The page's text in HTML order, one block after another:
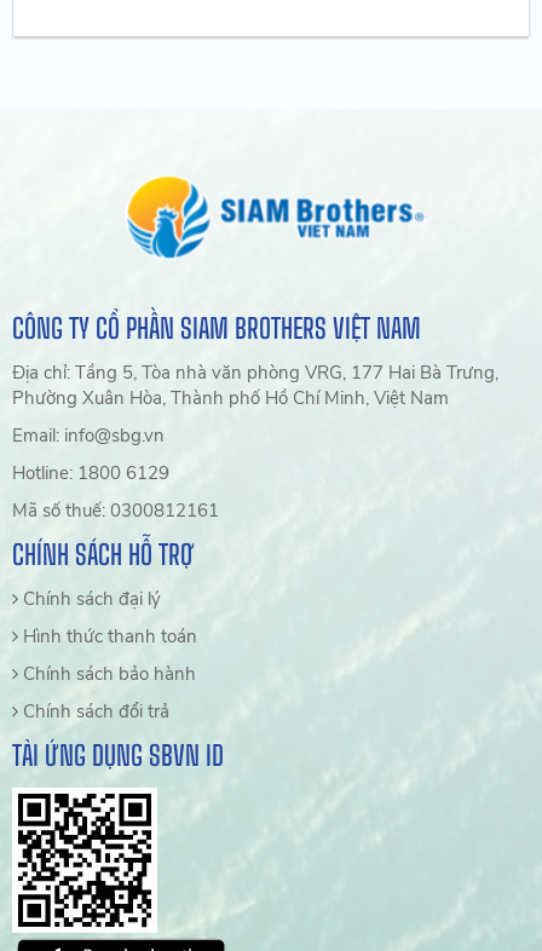
CÔNG TY CỔ PHẦN SIAM BROTHERS VIỆT NAM
Địa chỉ: Tầng 5, Tòa nhà văn phòng VRG, 177 Hai Bà Trưng,
Phường Xuân Hòa, Thành phố Hồ Chí Minh, Việt Nam
Email: info@sbg.vn
Hotline: 1800 6129
Mã số thuế: 0300812161
CHÍNH SÁCH HỖ TRỢ
Chính sách đại lý
Hình thức thanh toán
Chính sách bảo hành
Chính sách đổi trả
TẢI ỨNG DỤNG SBVN ID